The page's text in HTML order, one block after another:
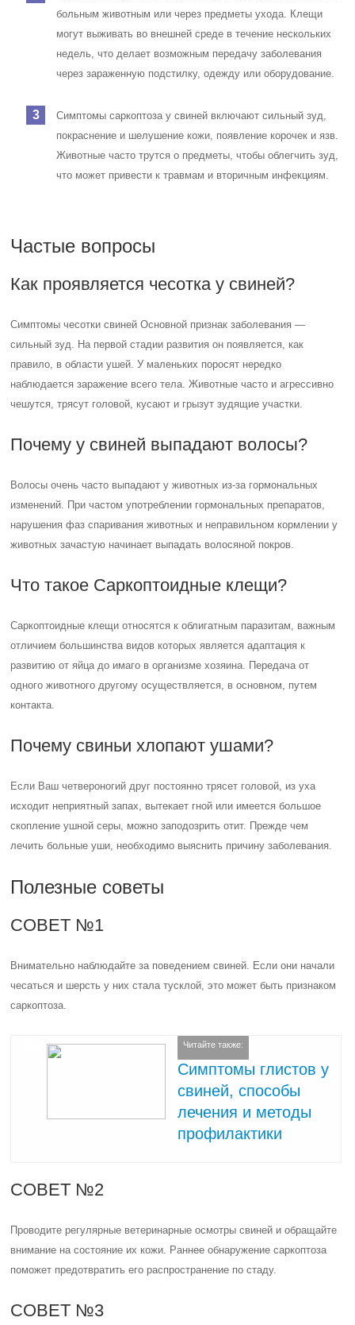
больным животным или через предметы ухода. Клещи
могут выживать во внешней среде в течение нескольких
недель, что делает возможным передачу заболевания
через зараженную подстилку, одежду или оборудование.
Симптомы саркоптоза у свиней включают сильный зуд,
покраснение и шелушение кожи, появление корочек и язв.
Животные часто трутся о предметы, чтобы облегчить зуд,
что может привести к травмам и вторичным инфекциям.
Частые вопросы
Как проявляется чесотка у свиней?
Симптомы чесотки свиней Основной признак заболевания —
сильный зуд. На первой стадии развития он появляется, как
правило, в области ушей. У маленьких поросят нередко
наблюдается заражение всего тела. Животные часто и агрессивно
чешутся, трясут головой, кусают и грызут зудящие участки.
Почему у свиней выпадают волосы?
Волосы очень часто выпадают у животных из-за гормональных
изменений. При частом употреблении гормональных препаратов,
нарушения фаз спаривания животных и неправильном кормлении у
животных зачастую начинает выпадать волосяной покров.
Что такое Саркоптоидные клещи?
Саркоптоидные клещи относятся к облигатным паразитам, важным
отличием большинства видов которых является адаптация к
развитию от яйца до имаго в организме хозяина. Передача от
одного животного другому осуществляется, в основном, путем
контакта.
Почему свиньи хлопают ушами?
Если Ваш четвероногий друг постоянно трясет головой, из уха
исходит неприятный запах, вытекает гной или имеется большое
скопление ушной серы, можно заподозрить отит. Прежде чем
лечить больные уши, необходимо выяснить причину заболевания.
Полезные советы
СОВЕТ №1
Внимательно наблюдайте за поведением свиней. Если они начали
чесаться и шерсть у них стала тусклой, это может быть признаком
саркоптоза.
Читайте также:
Симптомы глистов у
свиней, способы
лечения и методы
профилактики
СОВЕТ №2
Проводите регулярные ветеринарные осмотры свиней и обращайте
внимание на состояние их кожи. Раннее обнаружение саркоптоза
поможет предотвратить его распространение по стаду.
СОВЕТ №3